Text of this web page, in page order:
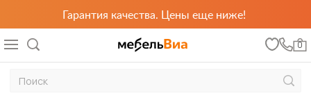
Гарантия качества. Цены еще ниже!
0